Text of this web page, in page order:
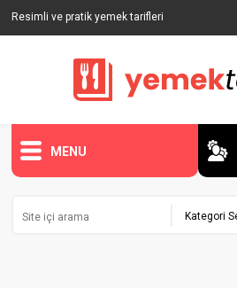
Resimli ve pratik yemek tarifleri
MENU